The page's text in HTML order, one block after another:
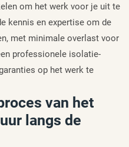
om het werk voor je uit te
kennis en expertise om de
met minimale overlast voor
professionele isolatie-
op het werk te
van het
langs de